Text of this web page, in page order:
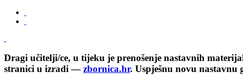
Dragi učitelji/ce, u tijeku je prenošenje nastavnih
stranici u izradi —zbornica.hr. Uspješnu novu nastavnu